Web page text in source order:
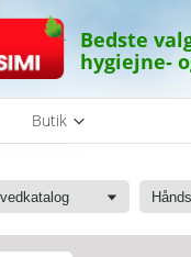
Bedste
hygiejne-
Butik